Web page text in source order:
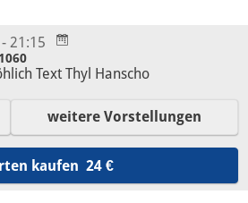
21:15
Text Thyl Hanscho
weitere Vorstellungen
kaufen 24 €